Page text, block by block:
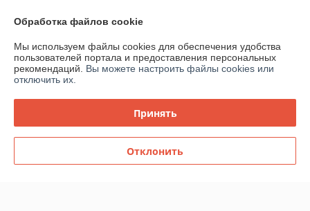
Доставка и оплата
График работы
Политика обработки cookies
Обработка файлов cookie
Мы используем файлы cookies для обеспечения удобства
пользователей портала и предоставления персональных
рекомендаций. Вы можете настроить файлы cookies или
отключить их.
Принять
Отклонить